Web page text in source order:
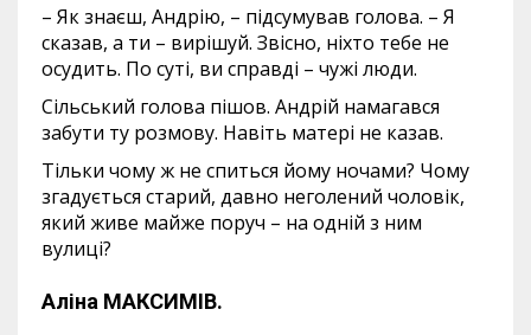
– Як знаєш, Андрію, – підсумував голова. – Я
сказав, а ти – вирішуй. Звісно, ніхто тебе не
осудить. По суті, ви справді – чужі люди.
Сільський голова пішов. Андрій намагався
забути ту розмову. Навіть матері не казав.
Тільки чому ж не спиться йому ночами? Чому
згадується старий, давно неголений чоловік,
який живе майже поруч – на одній з ним
вулиці?
Аліна МАКСИМІВ.